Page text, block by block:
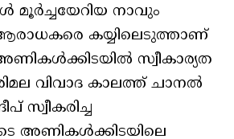
മൂർച്ചയേറിയ നാവും
കയ്യിലെടുത്താണ്
സ്വീകാര്യത
വിവാദ കാലത്ത് ചാനൽ
സ്വീകരിച്ച
അണികൾക്കിടയിലെ